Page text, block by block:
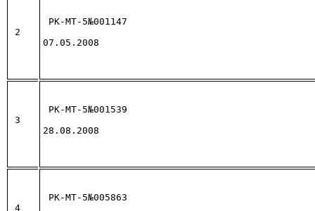
2
РК-МТ-5№001147
07.05.2008
3
РК-МТ-5№001539
28.08.2008
4
РК-МТ-5№005863